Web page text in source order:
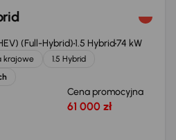
(Full-Hybrid)1.5 Hybrid74 kW
krajowe
1.5 Hybrid
Cena promocyjna
61 000 zł